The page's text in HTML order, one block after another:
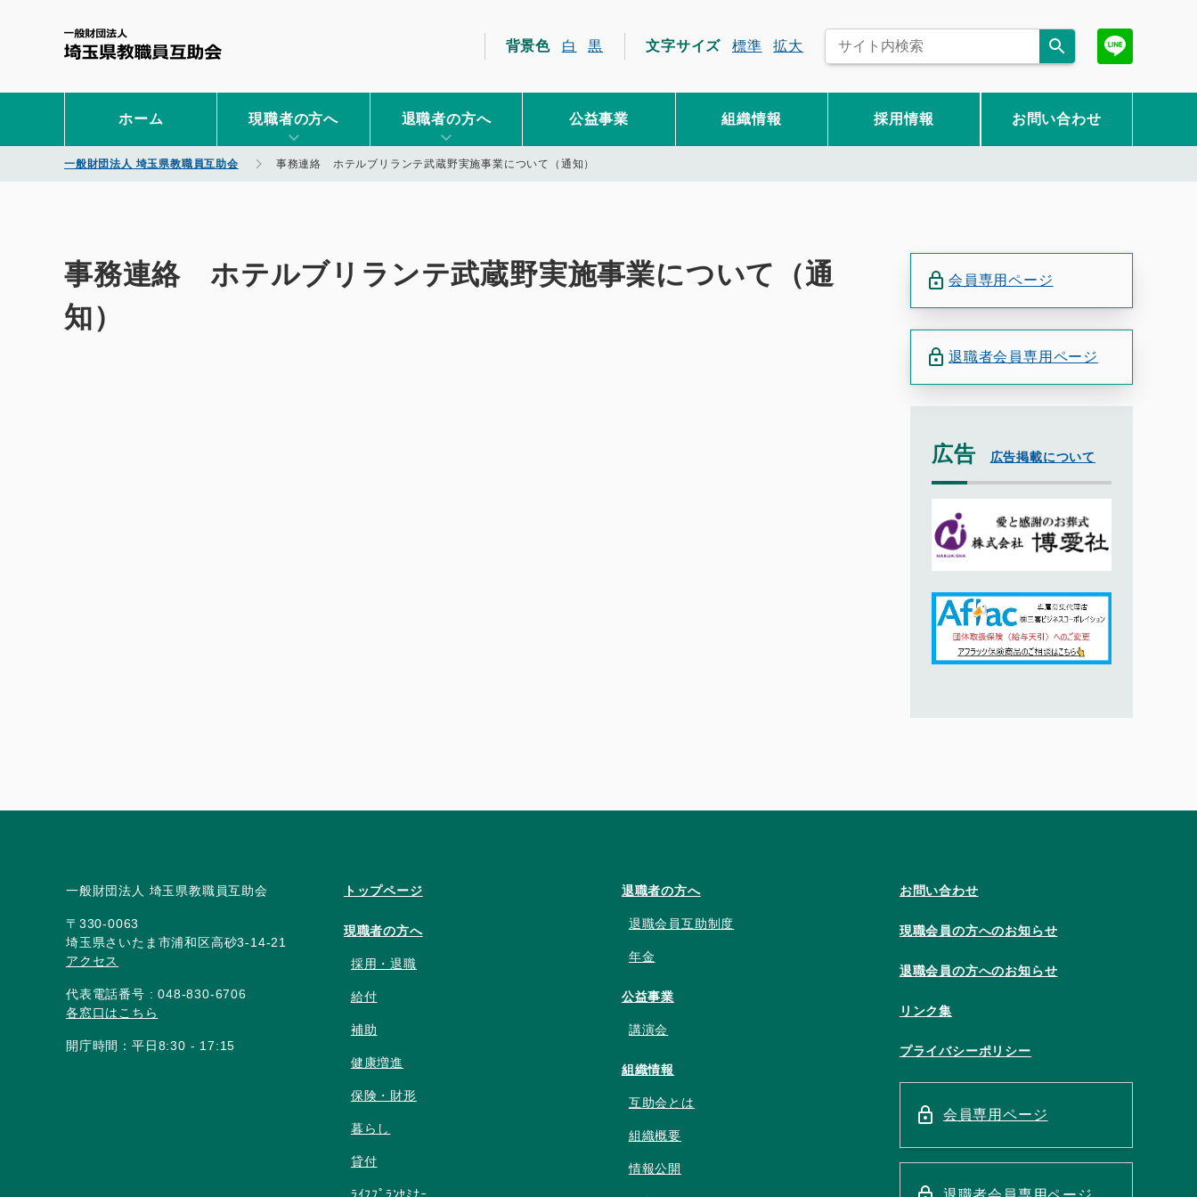
文字サイズ 標準 拡大
背景色 白 黒
ホーム 現職者の方へ 退職者の方へ 公益事業 組織情報 採用情報 お問い合わせ
一般財団法人 埼玉県教職員互助会 事務連絡 ホテルブリランテ武蔵野実施事業について（通知）
事務連絡 ホテルブリランテ武蔵野実施事業について（通
知）
会員専用ページ
退職者会員専用ページ
広告 広告掲載について
一般財団法人 埼玉県教職員互助会
〒330-0063
埼玉県さいたま市浦和区高砂3-14-21
アクセス
代表電話番号 : 048-830-6706
各窓口はこちら
開庁時間：平日8:30 - 17:15
トップページ
現職者の方へ
採用・退職
給付
補助
健康増進
保険・財形
暮らし
貸付
ﾗｲﾌﾌﾟﾗﾝｾﾐﾅｰ
退職者の方へ
退職会員互助制度
年金
公益事業
講演会
組織情報
互助会とは
組織概要
情報公開
お問い合わせ
現職会員の方へのお知らせ
退職会員の方へのお知らせ
リンク集
プライバシーポリシー
会員専用ページ